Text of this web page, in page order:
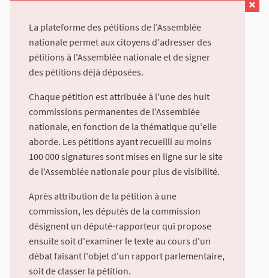
La plateforme des pétitions de l'Assemblée
nationale permet aux citoyens d'adresser des
pétitions à l'Assemblée nationale et de signer
des pétitions déjà déposées.
Chaque pétition est attribuée à l'une des huit
commissions permanentes de l'Assemblée
nationale, en fonction de la thématique qu'elle
aborde. Les pétitions ayant recueilli au moins
100 000 signatures sont mises en ligne sur le site
de l'Assemblée nationale pour plus de visibilité.
Après attribution de la pétition à une
commission, les députés de la commission
désignent un député-rapporteur qui propose
ensuite soit d'examiner le texte au cours d'un
débat faisant l'objet d'un rapport parlementaire,
soit de classer la pétition.